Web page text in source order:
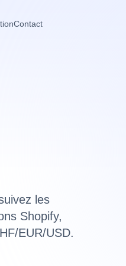
Contact
les
Shopify,
EUR/USD.